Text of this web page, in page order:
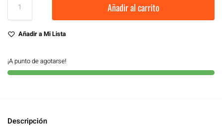
Añadir al carrito
Añadir a Mi Lista
¡A punto de agotarse!
Descripción